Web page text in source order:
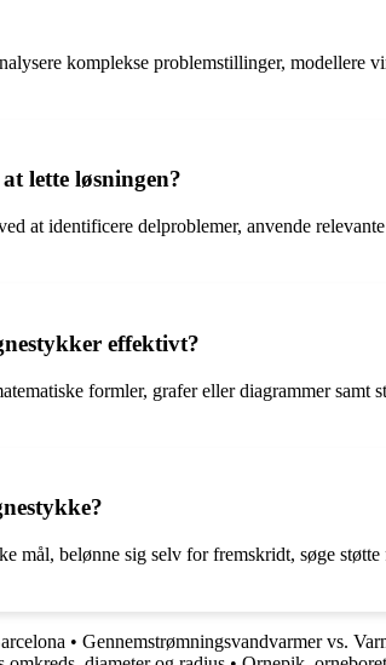
komplekse problemstillinger, modellere
lette løsningen?
at identificere delproblemer, anvende
effektivt?
formler, grafer eller diagrammer samt
mål, belønne sig selv for fremskridt, søge
• Gennemstrømningsvandvarmer vs.